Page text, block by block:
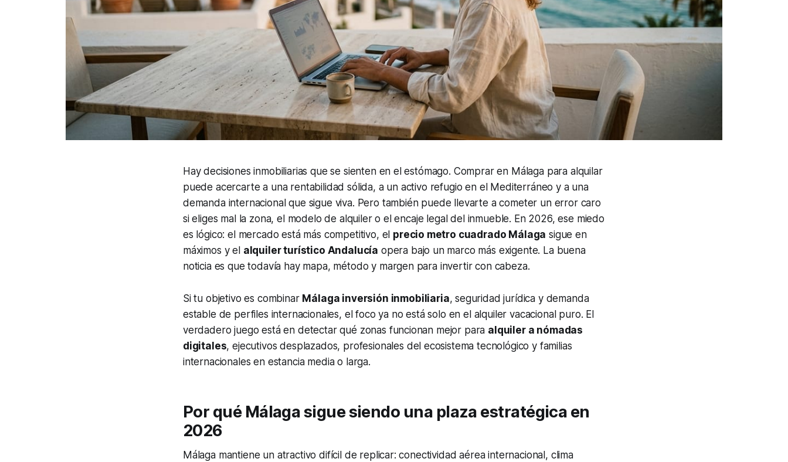
Hay decisiones inmobiliarias que se sienten en el estómago. Comprar en Málaga para alquilar
puede acercarte a una rentabilidad sólida, a un activo refugio en el Mediterráneo y a una
demanda internacional que sigue viva. Pero también puede llevarte a cometer un error caro
si eliges mal la zona, el modelo de alquiler o el encaje legal del inmueble. En 2026, ese miedo
es lógico: el mercado está más competitivo, el precio metro cuadrado Málaga sigue en
máximos y el alquiler turístico Andalucía opera bajo un marco más exigente. La buena
noticia es que todavía hay mapa, método y margen para invertir con cabeza.
Si tu objetivo es combinar Málaga inversión inmobiliaria, seguridad jurídica y demanda
estable de perfiles internacionales, el foco ya no está solo en el alquiler vacacional puro. El
verdadero juego está en detectar qué zonas funcionan mejor para alquiler a nómadas
digitales, ejecutivos desplazados, profesionales del ecosistema tecnológico y familias
internacionales en estancia media o larga.
Por qué Málaga sigue siendo una plaza estratégica en
2026
Málaga mantiene un atractivo difícil de replicar: conectividad aérea internacional, clima